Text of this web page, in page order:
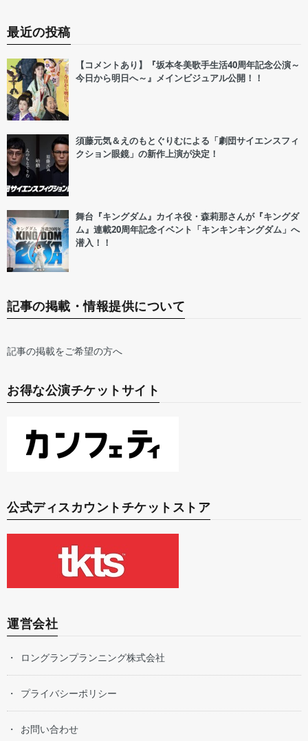
最近の投稿
【コメントあり】『坂本冬美歌手生活40周年記念公演～
今日から明日へ～』メインビジュアル公開！！
須藤元気＆えのもとぐりむによる「劇団サイエンスフィ
クション眼鏡」の新作上演が決定！
舞台『キングダム』カイネ役・森莉那さんが『キングダ
ム』連載20周年記念イベント「キンキンキングダム」へ
潜入！！
記事の掲載・情報提供について
記事の掲載をご希望の方へ
お得な公演チケットサイト
公式ディスカウントチケットストア
運営会社
ロングランプランニング株式会社
プライバシーポリシー
お問い合わせ